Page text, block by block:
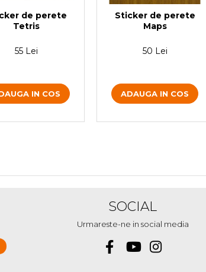
de perete
Tetris
55 Lei
IN COS
Sticker de perete
Maps
50 Lei
ADAUGA IN COS
SOCIAL
Urmareste-ne in social media